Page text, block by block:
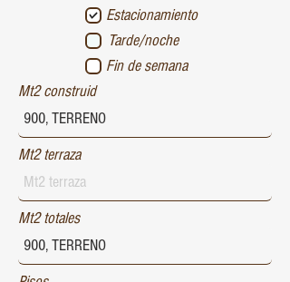
Estacionamiento
Tarde/noche
Fin de semana
Mt2 construid
Mt2 terraza
Mt2 totales